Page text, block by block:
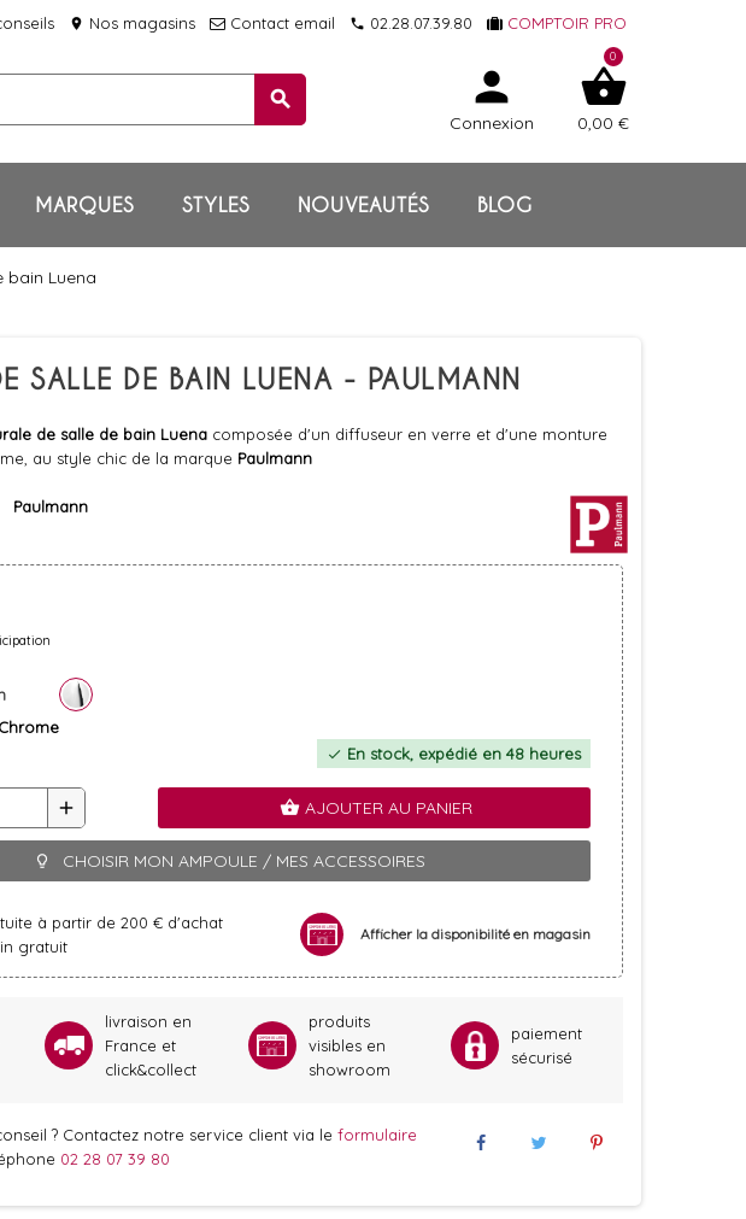
location_on Nos magasins Contact email local_phone 02.28.07.39.80 COMPTOIR PRO
search person
Connexion
shopping_basket
0,00 €
0
MARQUES STYLES NOUVEAUTÉS BLOG
bain Luena
SALLE DE BAIN LUENA - PAULMANN
de salle de bain Luenacomposée d'un diffuseur en verre et d'une monture
au style chic de la marque Paulmann
Paulmann
Chrome
check En stock, expédié en 48 heures
add shopping_basket AJOUTER AU PANIER
lightbulb_outline CHOISIR MON AMPOULE / MES ACCESSOIRES
à partir de 200 € d'achat
gratuit
Afficher la disponibilité en magasin
livraison en
France et
click&collect
produits
visibles en
showroom
paiement
sécurisé
? Contactez notre service client via le formulaire
02 28 07 39 80